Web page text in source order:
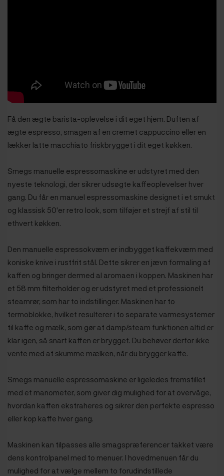
Få den ægte barista-oplevelse i dit eget hjem. Duften af ​​
ægte espresso, smagen af ​​en cremet cappuccino eller en
lækker latte macchiato friskbrygget i dit eget køkken.
Smegs manuelle espressomaskine er udstyret med den
nyeste teknologi, der sikrer udsøgte kaffeoplevelser hver
gang. Du får en manuel espressomaskine designet i et smukt
og klassisk 50'er retro look, som tilføjer et strejf af stil til
ethvert køkken.
Den manuelle espressokværn er indbygget kaffekværn med
koniske knive i rustfrit stål. Dette sikrer en jævn formaling af
kaffen og bringer dermed al aromaen i koppen. Maskinen har
et 58 mm filterholder og er udstyret med et professionelt
steamrør, som har to indstillinger. Maskinen har to
termoblokke, hvilket resulterer i to separate varmesystemer
til kaffe og mælk, som gør at damp/steam funktionen altid er
klar igen, så snart kaffen er brygget. Du behøver derfor ikke
vente med at skumme mælken, når du brygger kaffe.
Smegs manuelle espressomaskine er ligeledes fremstillet
med et manometer, som giver dig mulighed for at overvåge,
hvordan kaffen ekstraheres og sikrer den perfekte espresso
eller kop kaffe hver gang.
Maskinen kan tilpasses alle smagspræferencer takket være
dens kontrolpanel med to menuer. I hovedmenuen får du
mulighed for at vælge mellem to forudindstillede